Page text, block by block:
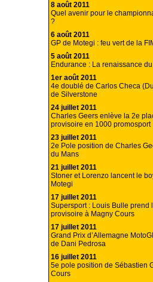
8 août 2011
Quel avenir pour le
?
6 août 2011
GP de Motegi : feu vert de la
5 août 2011
Endurance : La renaissance
1er août 2011
4e doublé de Carlos Checa
de Silverstone
24 juillet 2011
Charles Geers enlève la 2e
provisoire en 1000 promosport
23 juillet 2011
2e Pole position de Charles
du Mans
21 juillet 2011
Stoner et Lorenzo lancent le
Motegi
17 juillet 2011
Supersport : Louis Bulle prend
provisoire à Magny Cours
17 juillet 2011
Grand Prix d’Allemagne
de Dani Pedrosa
16 juillet 2011
5e pole position de Sébastien
Cours